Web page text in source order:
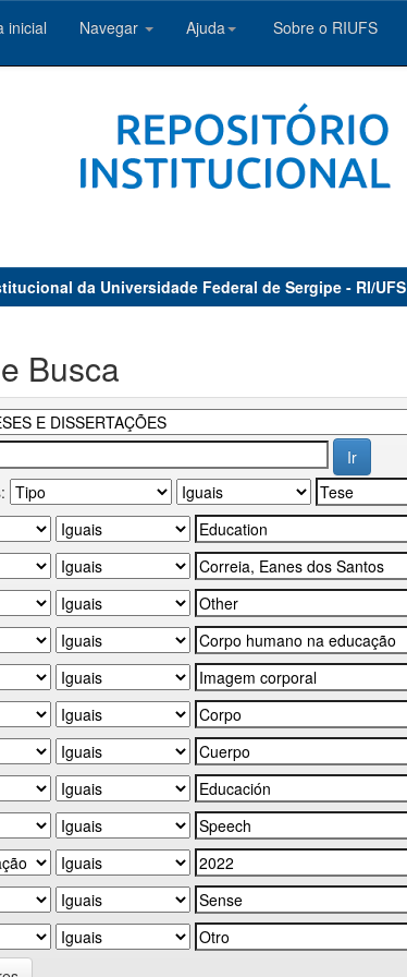
inicial Navegar Ajuda Sobre o RIUFS
da Universidade Federal de Sergipe - RI/UFS
Busca